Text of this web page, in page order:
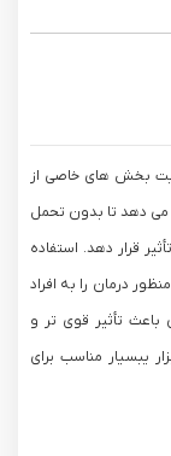
بخش های خاصی از
می دهد تا بدون تحمل
قرار دهد. استفاده
درمان را به افراد
تأثیر قوی تر و
یبسیار مناسب برای